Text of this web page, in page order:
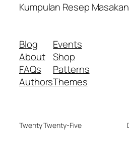
Kumpulan Resep
Blog
About
FAQs
Authors
Events
Shop
Patterns
Themes
Twenty Twenty-Five